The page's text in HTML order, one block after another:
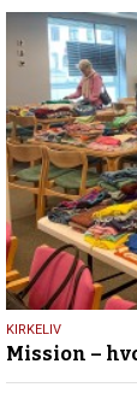
9.
august
2026
KIRKELIV
Mission –